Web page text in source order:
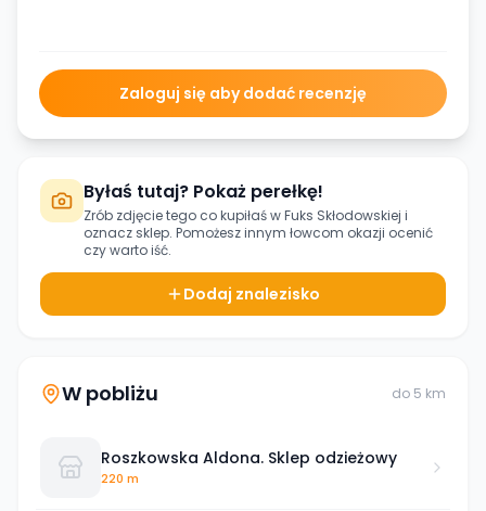
Zaloguj się aby dodać recenzję
Byłaś tutaj? Pokaż perełkę!
Zrób zdjęcie tego co kupiłaś wFuks Skłodowskiej i
oznacz sklep. Pomożesz innym łowcom okazji ocenić
czy warto iść.
Dodaj znalezisko
W pobliżu do 5 km
Roszkowska Aldona. Sklep odzieżowy
220 m